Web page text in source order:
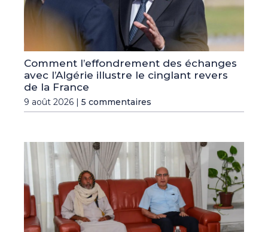
Comment l’effondrement des échanges
avec l’Algérie illustre le cinglant revers
de la France
9 août 2026 | 5 commentaires